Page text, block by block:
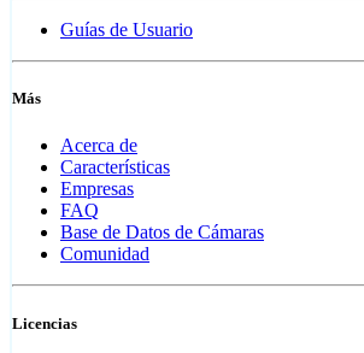
Guías de Usuario
Más
Acerca de
Características
Empresas
FAQ
Base de Datos de Cámaras
Comunidad
Licencias